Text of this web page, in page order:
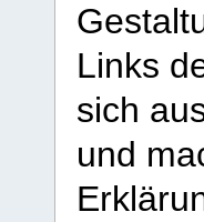
Links
sich
und